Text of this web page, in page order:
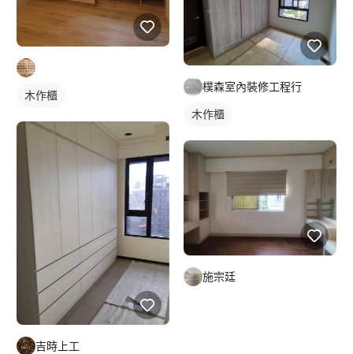
木作櫃
吉時上工
樸森室內裝修工程行
木作櫃
施宗廷